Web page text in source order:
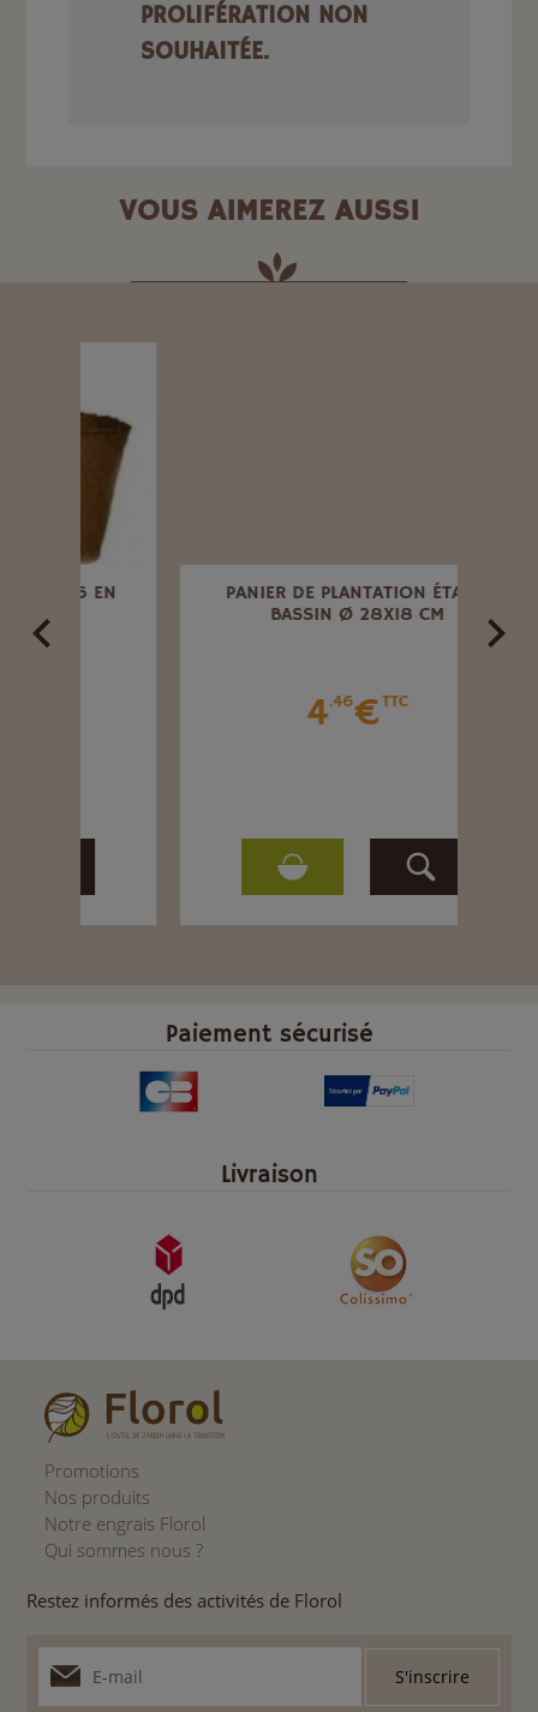
PROLIFÉRATION NON
SOUHAITÉE.
VOUS AIMEREZ AUSSI
PANIER DE PLANTATION ÉTANG
BASSIN Ø 28X18 CM
TTC
Paiement sécurisé
Livraison
Promotions
Nos produits
Notre engrais Florol
Qui sommes nous ?
Restez informés des activités de Florol